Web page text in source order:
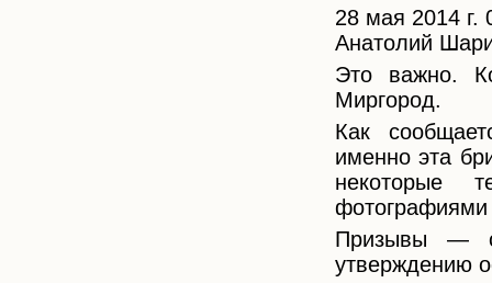
28 мая 2014 г.
Анатолий
Это важно.
Миргород.
Как
именно эта
некоторые
Призывы —
утверждению